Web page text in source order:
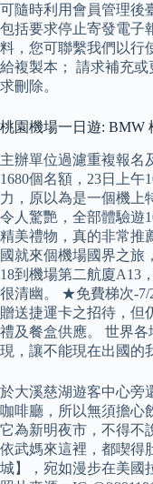
可隨時利用會員管理後
包括要求停止寄發電子
料，您可聯繫我們以行
給複製本； 請求補充
求刪除。
桃園機場一日遊: BMW
主辦單位過濾重複報名
1680個名額，23日上
力，原以為是一個機上
令人驚艷，全部體驗遊
精美禮物，真的非常推
國就來個機場國界之旅
18到機場第二航廈A13
很清幽。 ★免費梯次-7/
贈送捷運卡之招待，但
禮及餐盒供應。 世界
現，讓不能現在出國的
於大溪慈湖遊客中心旁
咖啡廳，所以無須擔心
它為新明夜市，不得不
依武媽來這裡，都喫得
城】，宛如漫步在美國